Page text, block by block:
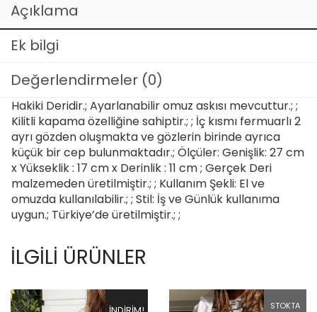
Açıklama
Ek bilgi
Değerlendirmeler (0)
Hakiki Deridir.; Ayarlanabilir omuz askısı mevcuttur.; ;
Kilitli kapama özelliğine sahiptir.; ; İç kısmı fermuarlı 2
ayrı gözden oluşmakta ve gözlerin birinde ayrıca
küçük bir cep bulunmaktadır.; Ölçüler: Genişlik: 27 cm
x Yükseklik : 17 cm x Derinlik : 11 cm ; Gerçek Deri
malzemeden üretilmiştir.; ; Kullanım Şekli: El ve
omuzda kullanılabilir.; ; Stil: İş ve Günlük kullanıma
uygun.; Türkiye’de üretilmiştir.; ;
İLGILI ÜRÜNLER
STOKTA